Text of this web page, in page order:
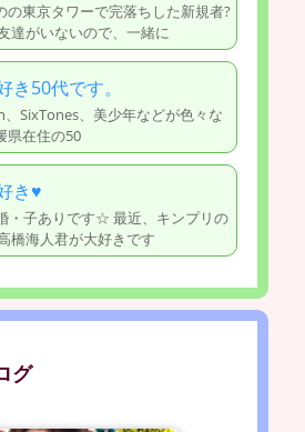
東京タワーで完落ちした新規者?
達がいないので、一緒に
き50代です。
SixTones、美少年などが色々な
県在住の50
き♥️
・子ありです☆ 最近、キンプリの
橋海人君が大好きです
グ